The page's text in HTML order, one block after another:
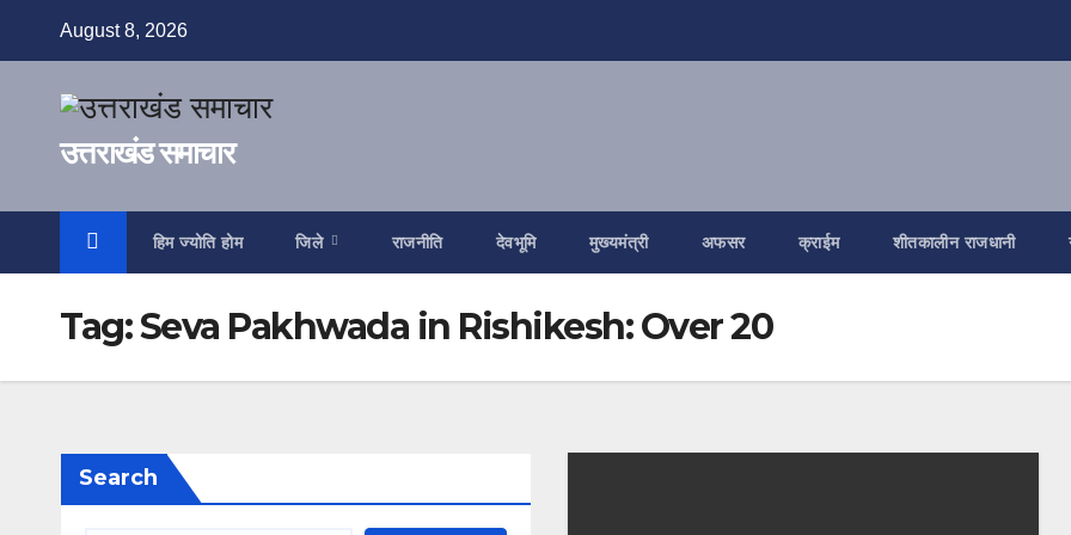
August 8, 2026
उत्तराखंड समाचार
हिम ज्योति होम जिले राजनीति देवभूमि मुख्यमंत्री अफसर क्राईम शीतकालीन राजधानी
Tag:Seva Pakhwada in Rishikesh: Over 20
Search